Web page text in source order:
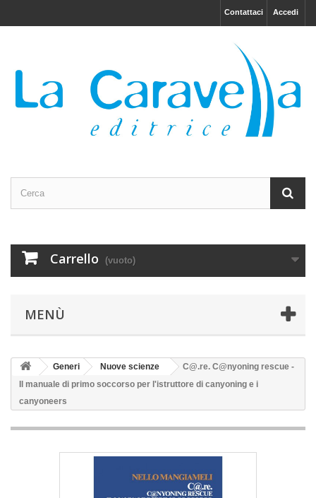
Accedi
Contattaci
Carrello (vuoto)
MENÙ
Generi Nuove scienze
C@.re. C@nyoning rescue -
Il manuale di primo soccorso per l'istruttore di canyoning e i
canyoneers